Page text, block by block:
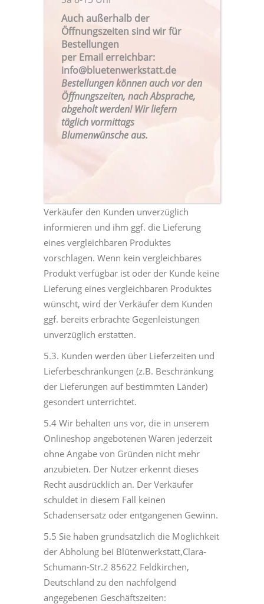
geleistete Zahlungen werden dem Kunden
unverzüglich erstattet. Die Liefergebühr
vom Auslieferungsversuch wird
einbehalten. Eine zweite Lieferung kann
gegen Gebühr veranlasst werden.
Alternativ ist das Produkt im Geschäft
abholbereit.
5.2. Wenn das bestellte Produkt nicht
verfügbar ist, weil der Verkäufer mit
Verkäufer den Kunden unverzüglich
informieren und ihm ggf. die Lieferung
eines vergleichbaren Produktes
vorschlagen. Wenn kein vergleichbares
Produkt verfügbar ist oder der Kunde keine
Lieferung eines vergleichbaren Produktes
wünscht, wird der Verkäufer dem Kunden
ggf. bereits erbrachte Gegenleistungen
unverzüglich erstatten.
5.3. Kunden werden über Lieferzeiten und
Lieferbeschränkungen (z.B. Beschränkung
der Lieferungen auf bestimmten Länder)
gesondert unterrichtet.
5.4 Wir behalten uns vor, die in unserem
Onlineshop angebotenen Waren jederzeit
ohne Angabe von Gründen nicht mehr
anzubieten. Der Nutzer erkennt dieses
Recht ausdrücklich an. Der Verkäufer
schuldet in diesem Fall keinen
Schadensersatz oder entgangenen Gewinn.
5.5 Sie haben grundsätzlich die Möglichkeit
der Abholung bei Blütenwerkstatt,Clara-
Schumann-Str.2 85622 Feldkirchen,
Deutschland zu den nachfolgend
angegebenen Geschäftszeiten:
Auch außerhalb der
Öffnungszeiten sind wir für
Bestellungen
per Email erreichbar:
info@bluetenwerkstatt.de
Bestellungen können auch vor den
Öffnungszeiten, nach Absprache,
abgeholt werden! Wir liefern
täglich vormittags
Blumenwünsche aus.